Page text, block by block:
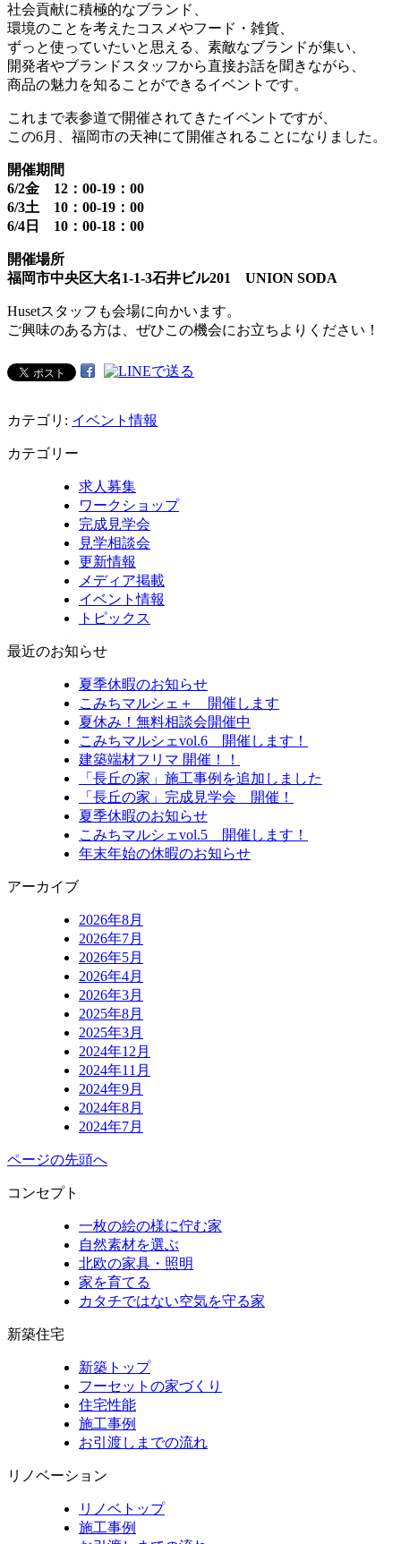
社会貢献に積極的なブランド、
環境のことを考えたコスメやフード・雑貨、
ずっと使っていたいと思える、素敵なブランドが集い、
開発者やブランドスタッフから直接お話を聞きながら、
商品の魅力を知ることができるイベントです。
これまで表参道で開催されてきたイベントですが、
この6月、福岡市の天神にて開催されることになりました。
開催期間
6/2金 12：00-19：00
6/3土 10：00-19：00
6/4日 10：00-18：00
開催場所
福岡市中央区大名1-1-3石井ビル201 UNION SODA
Husetスタッフも会場に向かいます。
ご興味のある方は、ぜひこの機会にお立ちよりください！
カテゴリ: イベント情報
カテゴリー
求人募集
ワークショップ
完成見学会
見学相談会
更新情報
メディア掲載
イベント情報
トピックス
最近のお知らせ
夏季休暇のお知らせ
こみちマルシェ＋ 開催します
夏休み！無料相談会開催中
こみちマルシェvol.6 開催します！
建築端材フリマ 開催！！
「長丘の家」施工事例を追加しました
「長丘の家」完成見学会 開催！
夏季休暇のお知らせ
こみちマルシェvol.5 開催します！
年末年始の休暇のお知らせ
アーカイブ
2026年8月
2026年7月
2026年5月
2026年4月
2026年3月
2025年8月
2025年3月
2024年12月
2024年11月
2024年9月
2024年8月
2024年7月
ページの先頭へ
コンセプト
一枚の絵の様に佇む家
自然素材を選ぶ
北欧の家具・照明
家を育てる
カタチではない空気を守る家
新築住宅
新築トップ
フーセットの家づくり
住宅性能
施工事例
お引渡しまでの流れ
リノベーション
リノベトップ
施工事例